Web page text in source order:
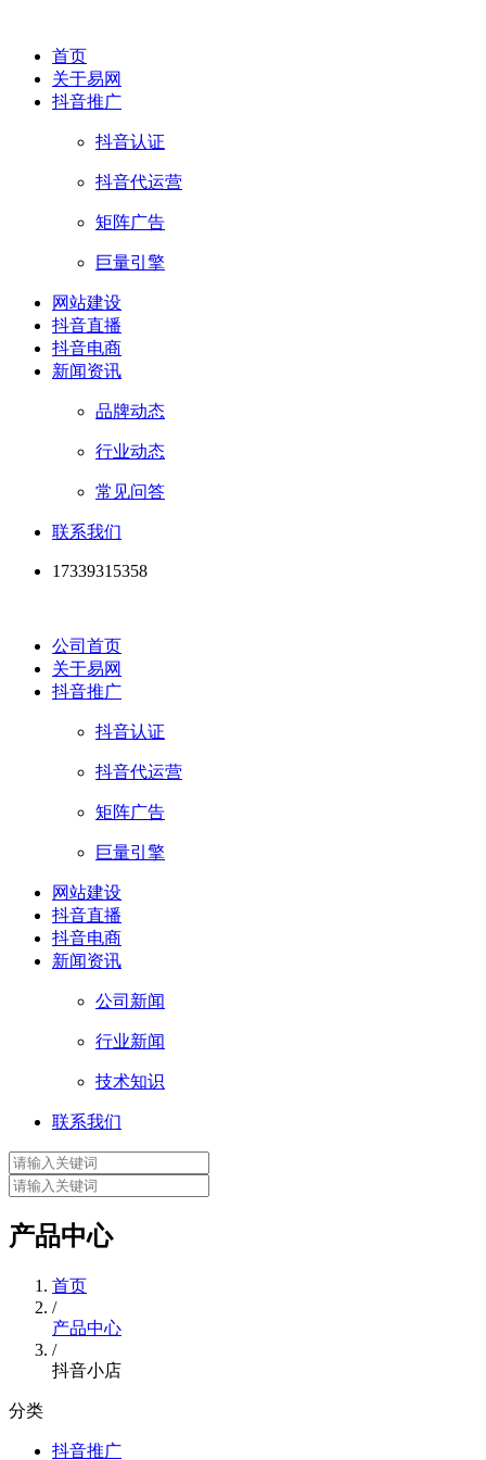
首页
关于易网
抖音推广
抖音认证
抖音代运营
矩阵广告
巨量引擎
网站建设
抖音直播
抖音电商
新闻资讯
品牌动态
行业动态
常见问答
联系我们
17339315358
公司首页
关于易网
抖音推广
抖音认证
抖音代运营
矩阵广告
巨量引擎
网站建设
抖音直播
抖音电商
新闻资讯
公司新闻
行业新闻
技术知识
联系我们
产品中心
首页
/
产品中心
/
抖音小店
分类
抖音推广